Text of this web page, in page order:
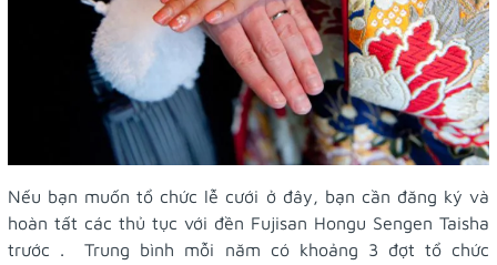
Nếu bạn muốn tổ chức lễ cưới ở đây, bạn cần đăng ký và
hoàn tất các thủ tục với đền Fujisan Hongu Sengen Taisha
trước . Trung bình mỗi năm có khoảng 3 đợt tổ chức